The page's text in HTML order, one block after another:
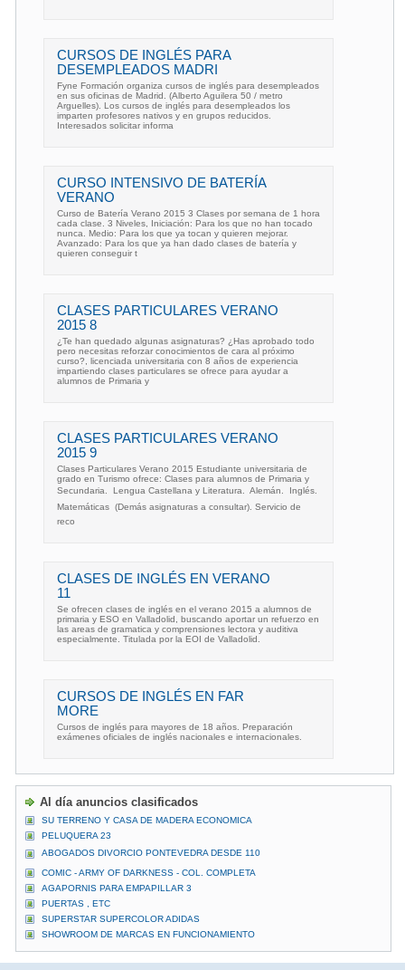
CURSOS DE INGLÉS PARA
DESEMPLEADOS MADRI
Fyne Formación organiza cursos de inglés para desempleados
en sus oficinas de Madrid. (Alberto Aguilera 50 / metro
Arguelles). Los cursos de inglés para desempleados los
imparten profesores nativos y en grupos reducidos.
Interesados solicitar informa
CURSO INTENSIVO DE BATERÍA
VERANO
Curso de Batería Verano 2015 3 Clases por semana de 1 hora
cada clase. 3 Niveles, Iniciación: Para los que no han tocado
nunca. Medio: Para los que ya tocan y quieren mejorar.
Avanzado: Para los que ya han dado clases de batería y
quieren conseguir t
CLASES PARTICULARES VERANO
2015 8
¿Te han quedado algunas asignaturas? ¿Has aprobado todo
pero necesitas reforzar conocimientos de cara al próximo
curso?, licenciada universitaria con 8 años de experiencia
impartiendo clases particulares se ofrece para ayudar a
alumnos de Primaria y
CLASES PARTICULARES VERANO
2015 9
Clases Particulares Verano 2015 Estudiante universitaria de
grado en Turismo ofrece: Clases para alumnos de Primaria y
Secundaria.  Lengua Castellana y Literatura.  Alemán.  Inglés. 
Matemáticas  (Demás asignaturas a consultar). Servicio de
reco
CLASES DE INGLÉS EN VERANO
11
Se ofrecen clases de inglés en el verano 2015 a alumnos de
primaria y ESO en Valladolid, buscando aportar un refuerzo en
las areas de gramatica y comprensiones lectora y auditiva
especialmente. Titulada por la EOI de Valladolid.
CURSOS DE INGLÉS EN FAR
MORE
Cursos de inglés para mayores de 18 años. Preparación
exámenes oficiales de inglés nacionales e internacionales.
Al día anuncios clasificados
SU TERRENO Y CASA DE MADERA ECONOMICA
PELUQUERA 23
ABOGADOS DIVORCIO PONTEVEDRA DESDE 110
COMIC - ARMY OF DARKNESS - COL. COMPLETA
AGAPORNIS PARA EMPAPILLAR 3
PUERTAS , ETC
SUPERSTAR SUPERCOLOR ADIDAS
SHOWROOM DE MARCAS EN FUNCIONAMIENTO